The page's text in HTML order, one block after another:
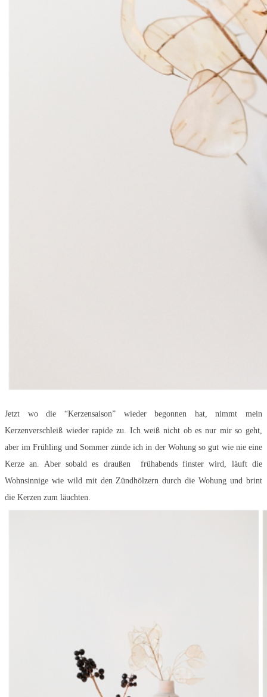
Jetzt wo die “Kerzensaison” wieder begonnen hat, nimmt mein
Kerzenverschleiß wieder rapide zu. Ich weiß nicht ob es nur mir so geht,
aber im Frühling und Sommer zünde ich in der Wohung so gut wie nie eine
Kerze an. Aber sobald es draußen frühabends finster wird, läuft die
Wohnsinnige wie wild mit den Zündhölzern durch die Wohung und brint
die Kerzen zum läuchten.